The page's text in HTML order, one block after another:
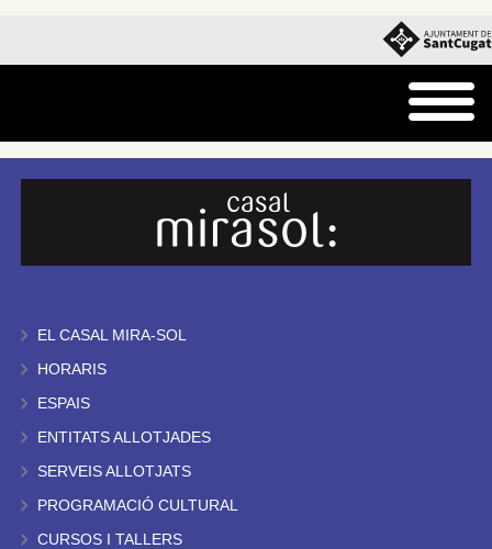
EL CASAL MIRA-SOL
HORARIS
ESPAIS
ENTITATS ALLOTJADES
SERVEIS ALLOTJATS
PROGRAMACIÓ CULTURAL
CURSOS I TALLERS